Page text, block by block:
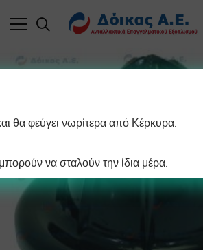
θα φεύγει νωρίτερα από Κέρκυρα.
να σταλούν την ίδια μέρα.